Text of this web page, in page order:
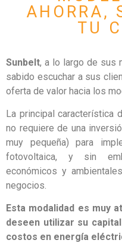
AHORRA,
TU
Sunbelt, a lo largo de sus
sabido escuchar a sus
oferta de valor hacia los
La principal característica
no requiere de una
muy pequeña) para
fotovoltaica, y sin
económicos y
negocios.
Esta modalidad es muy
deseen utilizar su
costos en energía